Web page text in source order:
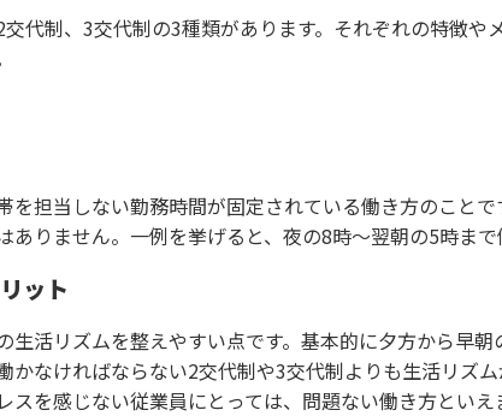
代制、3交代制の3種類があります。それぞれの特徴や
を担当しない勤務時間が固定されている働き方のこと
りません。一例を挙げると、夜の8時〜翌朝の5時まで
ット
生活リズムを整えやすい点です。基本的に夕方から早
なければならない2交代制や3交代制よりも生活リズム
を感じない従業員にとっては、問題ない働き方といえ